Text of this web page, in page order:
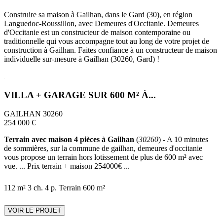
Construire sa maison à Gailhan, dans le Gard (30), en région
Languedoc-Roussillon, avec Demeures d'Occitanie. Demeures
d'Occitanie est un constructeur de maison contemporaine ou
traditionnelle qui vous accompagne tout au long de votre projet de
construction à Gailhan. Faites confiance à un constructeur de maison
individuelle sur-mesure à Gailhan (30260, Gard) !
VILLA + GARAGE SUR 600 M² À...
GAILHAN 30260
254 000 €
Terrain avec maison 4 pièces à Gailhan (30260) - A 10 minutes
de sommières, sur la commune de gailhan, demeures d'occitanie
vous propose un terrain hors lotissement de plus de 600 m² avec
vue. ... Prix terrain + maison 254000€ ...
112 m² 3 ch. 4 p. Terrain 600 m²
VOIR LE PROJET